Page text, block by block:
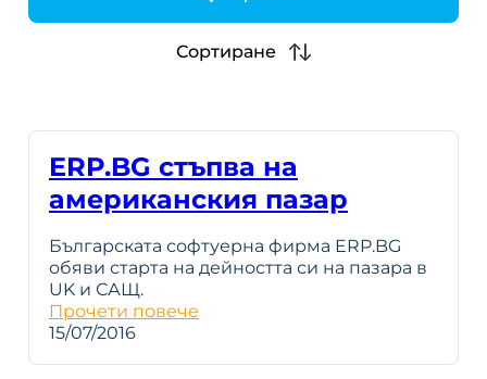
h
Сортиране
ERP.BG стъпва на
американския пазар
Българската софтуерна фирма ERP.BG
обяви старта на дейността си на пазара в
UK и САЩ.
Прочети повече
15/07/2016